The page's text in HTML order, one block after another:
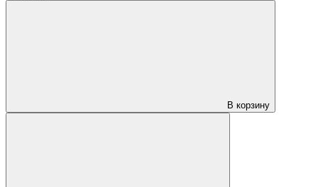
В корзину